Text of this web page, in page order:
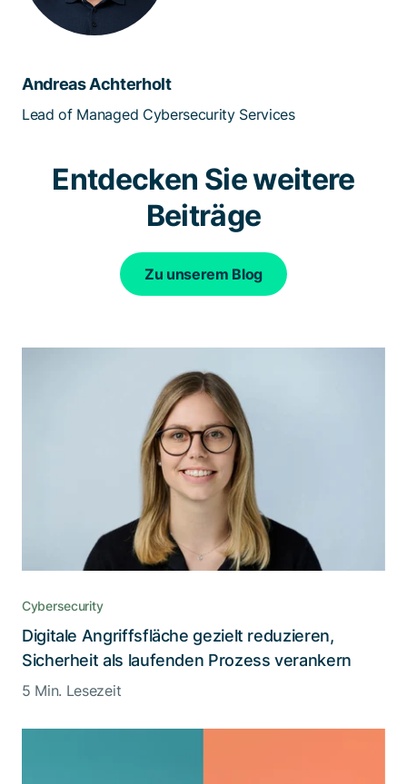
Andreas Achterholt
Lead of Managed Cybersecurity Services
Entdecken Sie weitere
Beiträge
Zu unserem Blog
Cybersecurity
Digitale Angriffsfläche gezielt reduzieren,
Sicherheit als laufenden Prozess verankern
5 Min. Lesezeit